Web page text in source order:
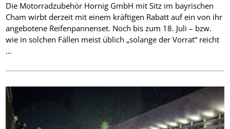
Die Motorradzubehör Hornig GmbH mit Sitz im bayrischen
Cham wirbt derzeit mit einem kräftigen Rabatt auf ein von ihr
angebotene Reifenpannenset. Noch bis zum 18. Juli – bzw.
wie in solchen Fällen meist üblich „solange der Vorrat“ reicht
…